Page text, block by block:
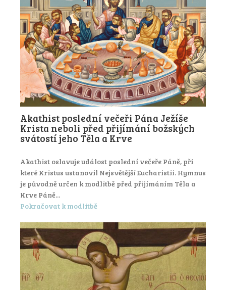
Akathist poslední večeři Pána Ježíše
Krista neboli před přijímání božských
svátostí jeho Těla a Krve
Akathist oslavuje událost poslední večeře Páně, při
které Kristus ustanovil Nejsvětější Eucharistii. Hymnus
je původně určen k modlitbě před přijímáním Těla a
Krve Páně...
Pokračovat k modlitbě